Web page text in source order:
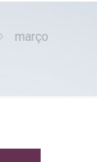
março